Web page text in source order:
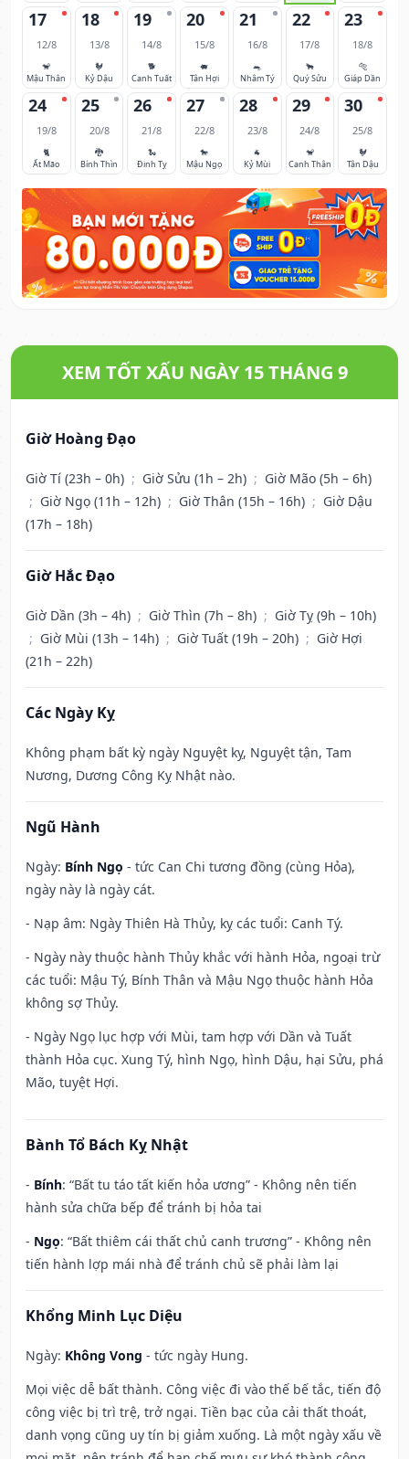
17
12/8
🐒
Mậu Thân
18
13/8
🐓
Kỷ Dậu
19
14/8
🐕
Canh Tuất
20
15/8
🐖
Tân Hợi
21
16/8
🐀
Nhâm Tý
22
17/8
🐂
Quý Sửu
23
18/8
🐅
Giáp Dần
24
19/8
🐈
Ất Mão
25
20/8
🐉
Bính Thìn
26
21/8
🐍
Đinh Tỵ
27
22/8
🐎
Mậu Ngọ
28
23/8
🐐
Kỷ Mùi
29
24/8
🐒
Canh Thân
30
25/8
🐓
Tân Dậu
XEM TỐT XẤU NGÀY 15 THÁNG 9
Giờ Hoàng Đạo
Giờ Tí (23h – 0h) ; Giờ Sửu (1h – 2h) ; Giờ Mão (5h – 6h)
; Giờ Ngọ (11h – 12h) ; Giờ Thân (15h – 16h) ; Giờ Dậu
(17h – 18h)
Giờ Hắc Đạo
Giờ Dần (3h – 4h) ; Giờ Thìn (7h – 8h) ; Giờ Tỵ (9h – 10h)
; Giờ Mùi (13h – 14h) ; Giờ Tuất (19h – 20h) ; Giờ Hợi
(21h – 22h)
Các Ngày Kỵ
Không phạm bất kỳ ngày Nguyệt kỵ, Nguyệt tận, Tam
Nương, Dương Công Kỵ Nhật nào.
Ngũ Hành
Ngày: Bính Ngọ - tức Can Chi tương đồng (cùng Hỏa),
ngày này là ngày cát.
- Nạp âm: Ngày Thiên Hà Thủy, kỵ các tuổi: Canh Tý.
- Ngày này thuộc hành Thủy khắc với hành Hỏa, ngoại trừ
các tuổi: Mậu Tý, Bính Thân và Mậu Ngọ thuộc hành Hỏa
không sợ Thủy.
- Ngày Ngọ lục hợp với Mùi, tam hợp với Dần và Tuất
thành Hỏa cục. Xung Tý, hình Ngọ, hình Dậu, hại Sửu, phá
Mão, tuyệt Hợi.
Bành Tổ Bách Kỵ Nhật
- Bính: “Bất tu táo tất kiến hỏa ương” - Không nên tiến
hành sửa chữa bếp để tránh bị hỏa tai
- Ngọ: “Bất thiêm cái thất chủ canh trương” - Không nên
tiến hành lợp mái nhà để tránh chủ sẽ phải làm lại
Khổng Minh Lục Diệu
Ngày: Không Vong - tức ngày Hung.
Mọi việc dễ bất thành. Công việc đi vào thế bế tắc, tiến độ
công việc bị trì trệ, trở ngại. Tiền bạc của cải thất thoát,
danh vọng cũng uy tín bị giảm xuống. Là một ngày xấu về